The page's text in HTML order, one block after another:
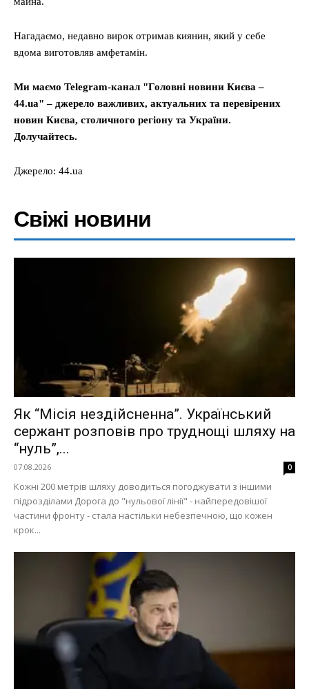
Меню
Київ
Україна
Економіка
Політика
Світ
Технології
Війна
Нагадаємо, недавно вирок отримав киянин, який у себе
вдома виготовляв амфетамін.
Ми маємо Telegram-канал "Головні новини Києва –
44.ua" – джерело важливих, актуальних та перевірених
новин Києва, столичного регіону та України.
Долучайтесь.
Джерело: 44.ua
Свіжі новини
Як “Місія нездійсненна”. Український
сержант розповів про труднощі шляху на
“нуль”,...
07.08.2026 0
Кожні 200 метрів шляху доводиться погоджувати з іншими
підрозділами Дорога до "нульової лінії" - найпередовішої
частини фронту - стала настільки небезпечною, що кожен
крок...